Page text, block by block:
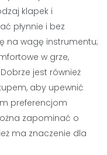
klapek i
płynnie i bez
na wagę instrumentu;
w grze,
jest również
aby upewnić
preferencjom
zapominać o
ma znaczenie dla